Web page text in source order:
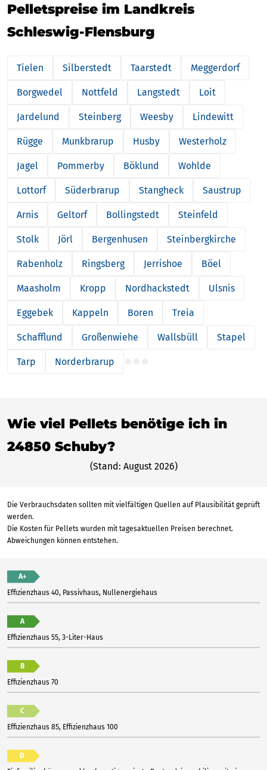
Pelletspreise im Landkreis
Schleswig-Flensburg
Tielen Silberstedt Taarstedt Meggerdorf
Borgwedel Nottfeld Langstedt Loit
Jardelund Steinberg Weesby Lindewitt
Rügge Munkbrarup Husby Westerholz
Jagel Pommerby Böklund Wohlde
Lottorf Süderbrarup Stangheck Saustrup
Arnis Geltorf Bollingstedt Steinfeld
Stolk Jörl Bergenhusen Steinbergkirche
Rabenholz Ringsberg Jerrishoe Böel
Maasholm Kropp Nordhackstedt Ulsnis
Eggebek Kappeln Boren Treia
Schafflund Großenwiehe Wallsbüll Stapel
Tarp Norderbrarup
Wie viel Pellets benötige ich in
24850 Schuby?
(Stand: August 2026)
Die Verbrauchsdaten sollten mit vielfältigen Quellen auf Plausibilität geprüft
werden.
Die Kosten für Pellets wurden mit tagesaktuellen Preisen berechnet.
Abweichungen können entstehen.
A+
Effizienzhaus 40, Passivhaus, Nullenergiehaus
A
Effizienzhaus 55, 3-Liter-Haus
B
Effizienzhaus 70
C
Effizienzhaus 85, Effizienzhaus 100
D